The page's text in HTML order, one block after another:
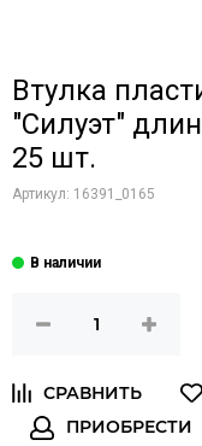
Втулка
"Силуэт"
25 шт.
Артикул: 16391_0165